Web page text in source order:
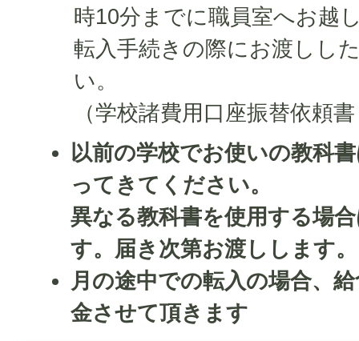
時10分までに職員室へお越
転入手続きの際にお渡しし
い。
（学校諸費用口座振替依頼
以前の学校でお使いの教科
ってきてください。
異なる教科書を使用する場
す。届き次第お渡しします。
月の途中での転入の場合、
金させて頂きます